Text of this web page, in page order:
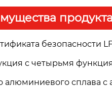
продукта
безопасности
с четырьмя
сплава с